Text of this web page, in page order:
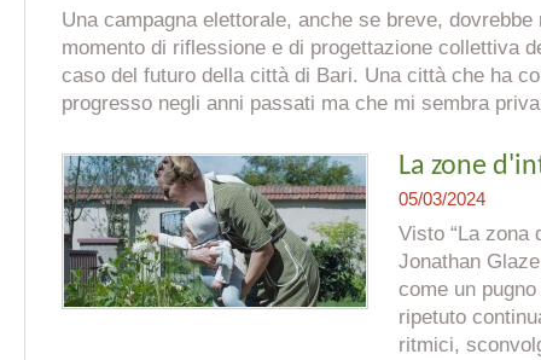
Una campagna elettorale, anche se breve, dovrebbe
momento di riflessione e di progettazione collettiva
caso del futuro della città di Bari. Una città che ha
progresso negli anni passati ma che mi sembra
La zone
05/03/2024
Visto “La zona
Jonathan
come un
ripetuto
ritmici,